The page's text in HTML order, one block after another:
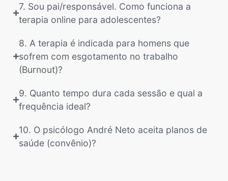
7. Sou pai/responsável. Como funciona a
terapia online para adolescentes?
8. A terapia é indicada para homens que
sofrem com esgotamento no trabalho
(Burnout)?
9. Quanto tempo dura cada sessão e qual a
frequência ideal?
10. O psicólogo André Neto aceita planos de
saúde (convênio)?